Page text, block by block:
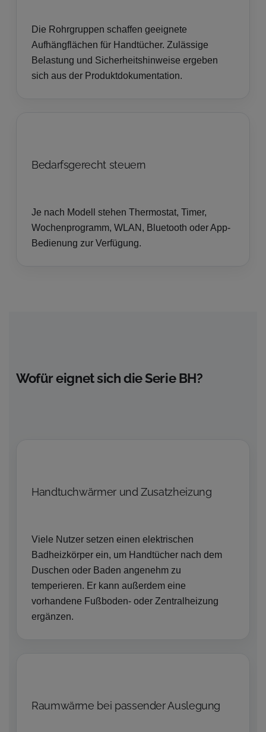
Die Rohrgruppen schaffen geeignete
Aufhängflächen für Handtücher. Zulässige
Belastung und Sicherheitshinweise ergeben
sich aus der Produktdokumentation.
Bedarfsgerecht steuern
Je nach Modell stehen Thermostat, Timer,
Wochenprogramm, WLAN, Bluetooth oder App-
Bedienung zur Verfügung.
Wofür eignet sich die Serie BH?
Handtuchwärmer und Zusatzheizung
Viele Nutzer setzen einen elektrischen
Badheizkörper ein, um Handtücher nach dem
Duschen oder Baden angenehm zu
temperieren. Er kann außerdem eine
vorhandene Fußboden- oder Zentralheizung
ergänzen.
Raumwärme bei passender Auslegung